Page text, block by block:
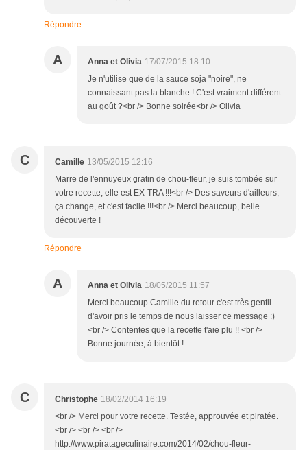
Répondre
A Anna et Olivia 17/07/2015 18:10
Je n'utilise que de la sauce soja "noire", ne
connaissant pas la blanche ! C'est vraiment différent
au goût ?<br /> Bonne soirée<br /> Olivia
C Camille 13/05/2015 12:16
Marre de l'ennuyeux gratin de chou-fleur, je suis tombée sur
votre recette, elle est EX-TRA !!!<br /> Des saveurs d'ailleurs,
ça change, et c'est facile !!!<br /> Merci beaucoup, belle
découverte !
Répondre
A Anna et Olivia 18/05/2015 11:57
Merci beaucoup Camille du retour c'est très gentil
d'avoir pris le temps de nous laisser ce message :)
<br /> Contentes que la recette t'aie plu !! <br />
Bonne journée, à bientôt !
C Christophe 18/02/2014 16:19
<br /> Merci pour votre recette. Testée, approuvée et piratée.
<br /> <br /> <br />
http://www.piratageculinaire.com/2014/02/chou-fleur-